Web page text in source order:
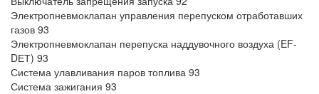
Электропневмоклапан управления перепуском отработавших
газов 93
Электропневмоклапан перепуска наддувочного воздуха (EF-
DЕТ) 93
Система улавливания паров топлива 93
Система зажигания 93